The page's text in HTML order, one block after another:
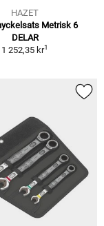
HAZET
Metrisk 6
DELAR
1 252,35 kr1